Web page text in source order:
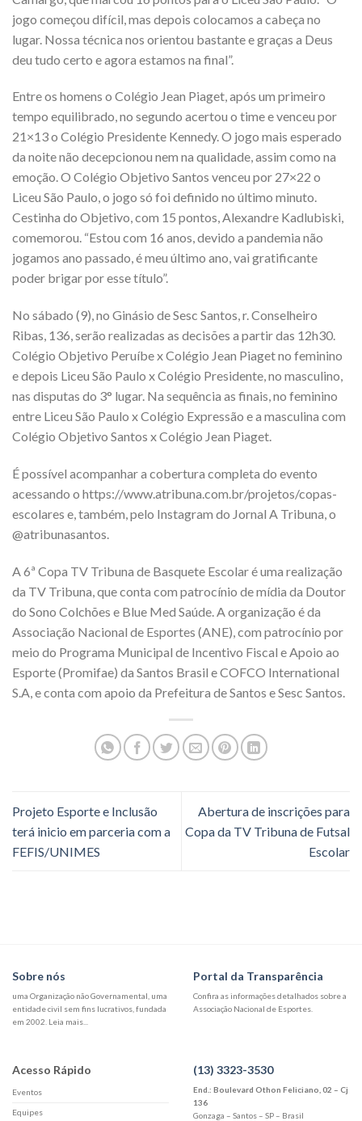
jogo começou difícil, mas depois colocamos a cabeça no
lugar. Nossa técnica nos orientou bastante e graças a Deus
deu tudo certo e agora estamos na final”.
Entre os homens o Colégio Jean Piaget, após um primeiro
tempo equilibrado, no segundo acertou o time e venceu por
21×13 o Colégio Presidente Kennedy. O jogo mais esperado
da noite não decepcionou nem na qualidade, assim como na
emoção. O Colégio Objetivo Santos venceu por 27×22 o
Liceu São Paulo, o jogo só foi definido no último minuto.
Cestinha do Objetivo, com 15 pontos, Alexandre Kadlubiski,
comemorou. “Estou com 16 anos, devido a pandemia não
jogamos ano passado, é meu último ano, vai gratificante
poder brigar por esse título”.
No sábado (9), no Ginásio de Sesc Santos, r. Conselheiro
Ribas, 136, serão realizadas as decisões a partir das 12h30.
Colégio Objetivo Peruíbe x Colégio Jean Piaget no feminino
e depois Liceu São Paulo x Colégio Presidente, no masculino,
nas disputas do 3° lugar. Na sequência as finais, no feminino
entre Liceu São Paulo x Colégio Expressão e a masculina com
Colégio Objetivo Santos x Colégio Jean Piaget.
É possível acompanhar a cobertura completa do evento
acessando o https://www.atribuna.com.br/projetos/copas-
escolares e, também, pelo Instagram do Jornal A Tribuna, o
@atribunasantos.
A 6ª Copa TV Tribuna de Basquete Escolar é uma realização
da TV Tribuna, que conta com patrocínio de mídia da Doutor
do Sono Colchões e Blue Med Saúde. A organização é da
Associação Nacional de Esportes (ANE), com patrocínio por
meio do Programa Municipal de Incentivo Fiscal e Apoio ao
Esporte (Promifae) da Santos Brasil e COFCO International
S.A, e conta com apoio da Prefeitura de Santos e Sesc Santos.
Projeto Esporte e Inclusão
terá inicio em parceria com a
FEFIS/UNIMES
Abertura de inscrições para
Copa da TV Tribuna de Futsal
Escolar
Sobre nós
uma Organização não Governamental, uma
entidade civil sem fins lucrativos, fundada
em 2002. Leia mais...
Portal da Transparência
Confira as informações detalhados sobre a
Associação Nacional de Esportes.
Acesso Rápido
Eventos
Equipes
(13) 3323-3530
End.: Boulevard Othon Feliciano, 02 – Cj
136
Gonzaga – Santos – SP – Brasil